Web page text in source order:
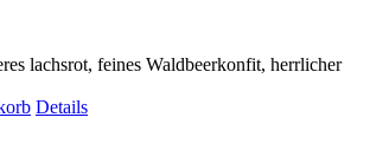
lachsrot, feines Waldbeerkonfit, herrlicher
Details